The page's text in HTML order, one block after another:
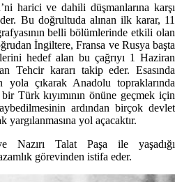
harici ve dahili düşmanlarına karşı
Bu doğrultuda alınan ilk karar, 11
belli bölümlerinde etkili olan
İngiltere, Fransa ve Rusya başta
hedef alan bu çağrıyı 1 Haziran
Tehcir kararı takip eder. Esasında
yola çıkarak Anadolu topraklarında
Türk kıyımının önüne geçmek için
ardından birçok devlet
yargılanmasına yol açacaktır.
Nazırı Talat Paşa ile yaşadığı
görevinden istifa eder.